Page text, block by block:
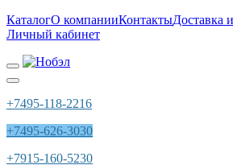
КаталогО компанииКонтактыДоставка
Личный кабинет
+7495-118-2216
+7495-626-3030
+7915-160-5230